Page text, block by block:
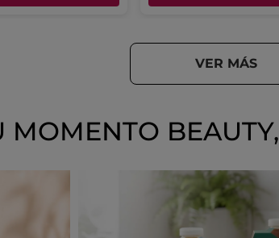
VER MÁS
MOMENTO BEAUTY,